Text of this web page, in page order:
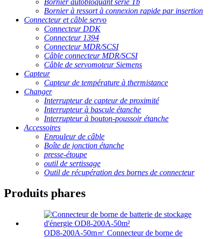
Bornier à ressort à connexion rapide par insertion
Connecteur et câble servo
Connecteur DDK
Connecteur 1394
Connecteur MDR/SCSI
Câble connecteur MDR/SCSI
Câble de servomoteur Siemens
Capteur
Capteur de température à thermistance
Changer
Interrupteur de capteur de proximité
Interrupteur à bascule étanche
Interrupteur à bouton-poussoir étanche
Accessoires
Enrouleur de câble
Boîte de jonction étanche
presse-étoupe
outil de sertissage
Outil de récupération des bornes de connecteur
Produits phares
OD8-200A-50m㎡ Connecteur de borne de